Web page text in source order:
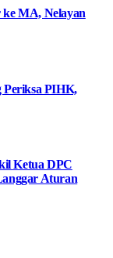
MA, Nelayan
Periksa PIHK,
Ketua DPC
Aturan